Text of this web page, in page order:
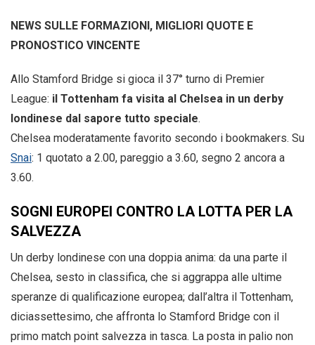
NEWS SULLE FORMAZIONI, MIGLIORI QUOTE E
PRONOSTICO VINCENTE
Allo Stamford Bridge si gioca il 37° turno di Premier
League: il Tottenham fa visita al Chelsea in un derby
londinese dal sapore tutto speciale.
Chelsea moderatamente favorito secondo i bookmakers. Su
Snai: 1 quotato a 2.00, pareggio a 3.60, segno 2 ancora a
3.60.
SOGNI EUROPEI CONTRO LA LOTTA PER LA
SALVEZZA
Un derby londinese con una doppia anima: da una parte il
Chelsea, sesto in classifica, che si aggrappa alle ultime
speranze di qualificazione europea; dall’altra il Tottenham,
diciassettesimo, che affronta lo Stamford Bridge con il
primo match point salvezza in tasca. La posta in palio non